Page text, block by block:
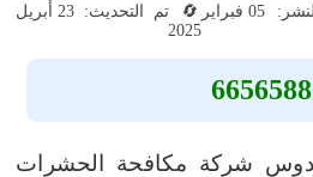
النشر: 05 فبراير
تم التحديث: 23 أبريل
2025
شركة مكافحة الحشرات